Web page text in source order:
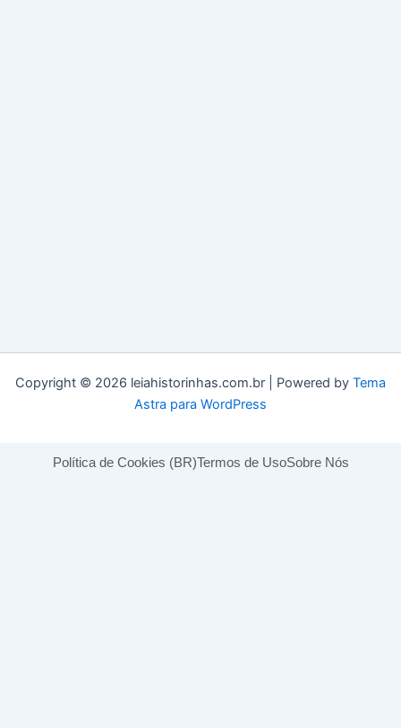
Copyright © 2026 leiahistorinhas.com.br | Powered by Tema
Astra para WordPress
Política de Cookies (BR)Termos de UsoSobre Nós